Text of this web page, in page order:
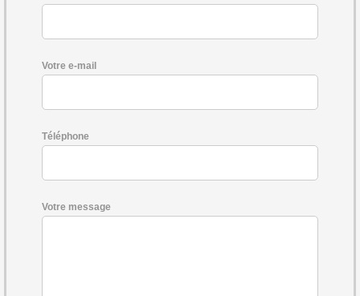
Votre e-mail
Téléphone
Votre message